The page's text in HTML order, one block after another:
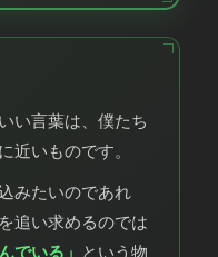
い言葉は、僕たち
近いものです。
みたいのであれ
追い求めるのでは
でいる」 という物